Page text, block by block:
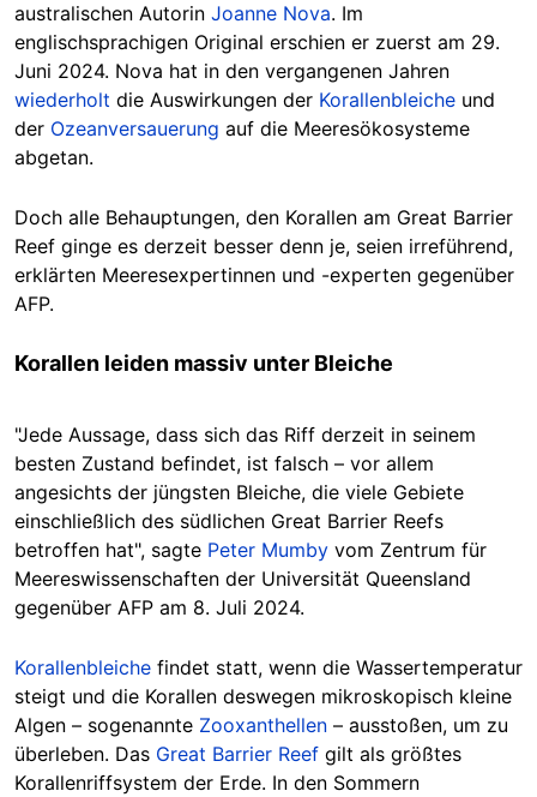
australischen Autorin Joanne Nova. Im
englischsprachigen Original erschien er zuerst am 29.
Juni 2024. Nova hat in den vergangenen Jahren
wiederholt die Auswirkungen der Korallenbleiche und
der Ozeanversauerung auf die Meeresökosysteme
abgetan.
Doch alle Behauptungen, den Korallen am Great Barrier
Reef ginge es derzeit besser denn je, seien irreführend,
erklärten Meeresexpertinnen und -experten gegenüber
AFP.
Korallen leiden massiv unter Bleiche
"Jede Aussage, dass sich das Riff derzeit in seinem
besten Zustand befindet, ist falsch – vor allem
angesichts der jüngsten Bleiche, die viele Gebiete
einschließlich des südlichen Great Barrier Reefs
betroffen hat", sagte Peter Mumby vom Zentrum für
Meereswissenschaften der Universität Queensland
gegenüber AFP am 8. Juli 2024.
Korallenbleiche findet statt, wenn die Wassertemperatur
steigt und die Korallen deswegen mikroskopisch kleine
Algen – sogenannte Zooxanthellen – ausstoßen, um zu
überleben. Das Great Barrier Reef gilt als größtes
Korallenriffsystem der Erde. In den Sommern